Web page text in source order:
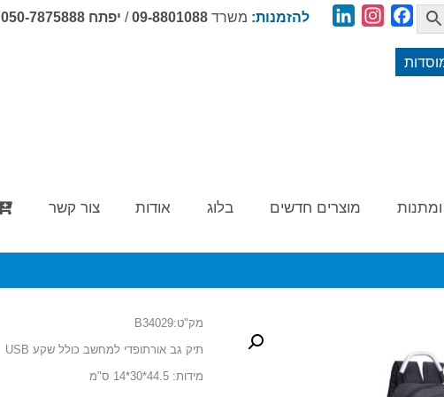
Facebook
Instagram
LinkedIn
להזמנות: משרד 09-8801088
/ יפתח 050-7875888
מוצרים חדשים בלוג אודות צור קשר
מק"ט:B34029
תיק גב אורתופדי למחשב כולל שקע USB
מידות: 44.5*30*14 ס"מ